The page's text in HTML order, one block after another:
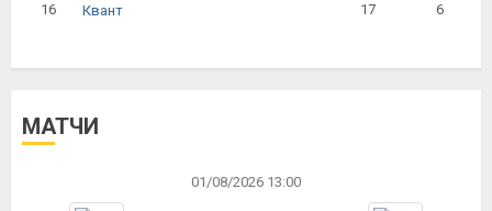
16 Квант 17 6
МАТЧИ
01/08/2026 13:00